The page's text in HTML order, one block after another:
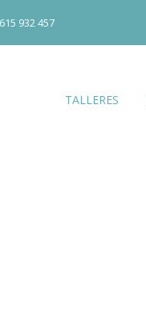
932 457
TALLERES